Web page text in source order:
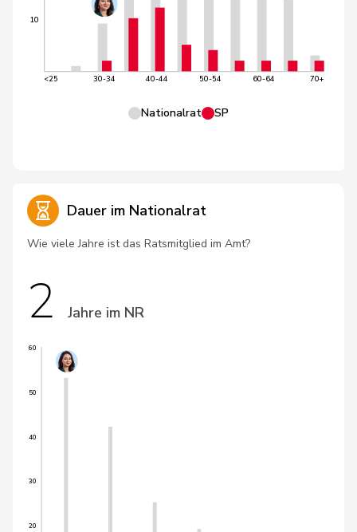
10
<25 30-34 40-44 50-54 60-64 70+
Nationalrat SP
Dauer im Nationalrat
Wie viele Jahre ist das Ratsmitglied im Amt?
2 Jahre im NR
20
30
40
50
60